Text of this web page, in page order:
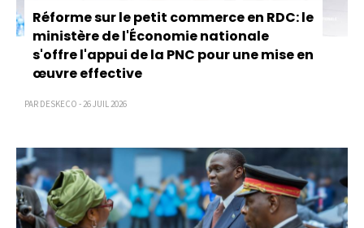
Réforme sur le petit commerce en RDC: le
ministère de l'Économie nationale
s'offre l'appui de la PNC pour une mise en
œuvre effective
PAR DESKECO - 26 JUIL 2026